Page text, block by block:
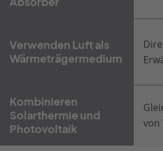
Verwenden Luft als
Wärmeträgermedium
Kombinieren
Solarthermie und
Photovoltaik
von